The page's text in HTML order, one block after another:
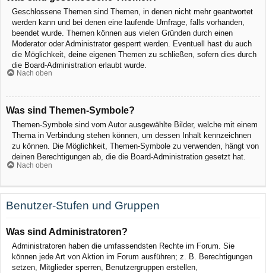
Geschlossene Themen sind Themen, in denen nicht mehr geantwortet
werden kann und bei denen eine laufende Umfrage, falls vorhanden,
beendet wurde. Themen können aus vielen Gründen durch einen
Moderator oder Administrator gesperrt werden. Eventuell hast du auch
die Möglichkeit, deine eigenen Themen zu schließen, sofern dies durch
die Board-Administration erlaubt wurde.
Nach oben
Was sind Themen-Symbole?
Themen-Symbole sind vom Autor ausgewählte Bilder, welche mit einem
Thema in Verbindung stehen können, um dessen Inhalt kennzeichnen
zu können. Die Möglichkeit, Themen-Symbole zu verwenden, hängt von
deinen Berechtigungen ab, die die Board-Administration gesetzt hat.
Nach oben
Benutzer-Stufen und Gruppen
Was sind Administratoren?
Administratoren haben die umfassendsten Rechte im Forum. Sie
können jede Art von Aktion im Forum ausführen; z. B. Berechtigungen
setzen, Mitglieder sperren, Benutzergruppen erstellen,